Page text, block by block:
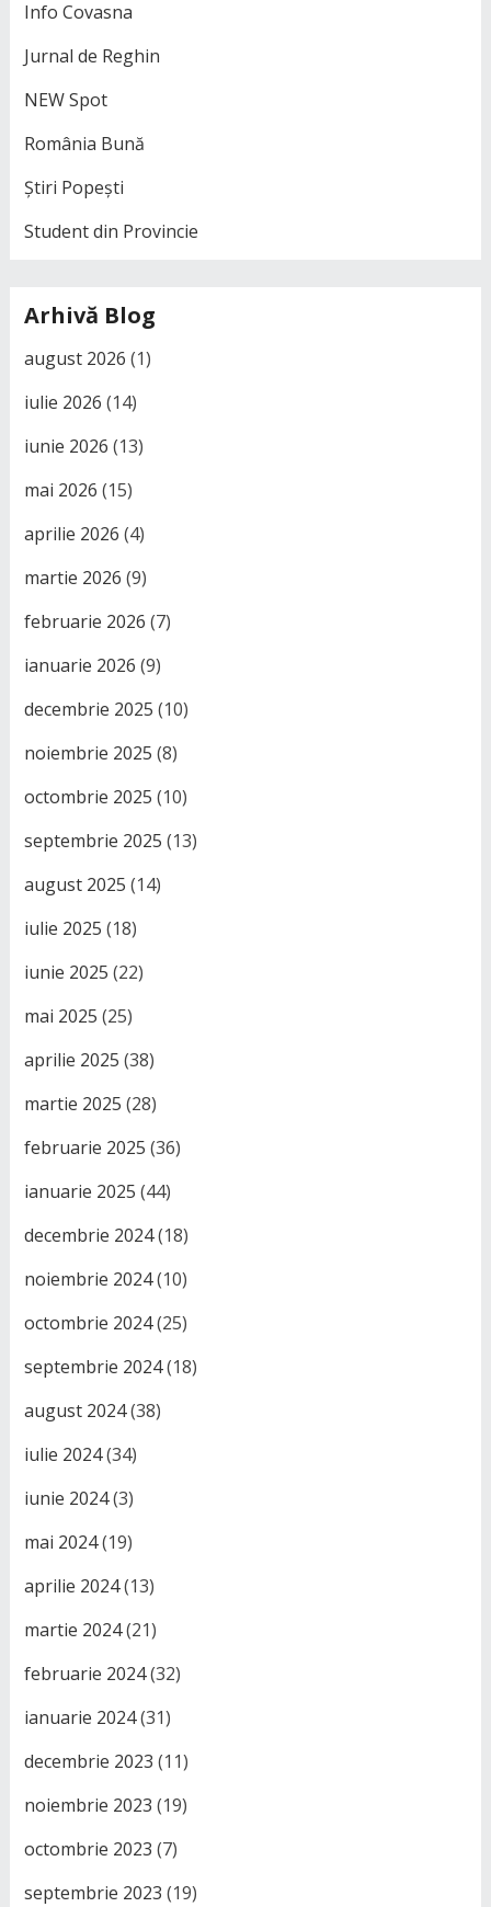
Info Covasna
Jurnal de Reghin
NEW Spot
România Bună
Știri Popești
Student din Provincie
Arhivă Blog
august 2026 (1)
iulie 2026 (14)
iunie 2026 (13)
mai 2026 (15)
aprilie 2026 (4)
martie 2026 (9)
februarie 2026 (7)
ianuarie 2026 (9)
decembrie 2025 (10)
noiembrie 2025 (8)
octombrie 2025 (10)
septembrie 2025 (13)
august 2025 (14)
iulie 2025 (18)
iunie 2025 (22)
mai 2025 (25)
aprilie 2025 (38)
martie 2025 (28)
februarie 2025 (36)
ianuarie 2025 (44)
decembrie 2024(18)
noiembrie 2024(10)
octombrie 2024(25)
septembrie 2024(18)
august 2024(38)
iulie 2024(34)
iunie 2024(3)
mai 2024(19)
aprilie 2024(13)
martie 2024(21)
februarie 2024(32)
ianuarie 2024(31)
decembrie 2023 (11)
noiembrie 2023 (19)
octombrie 2023 (7)
septembrie 2023 (19)